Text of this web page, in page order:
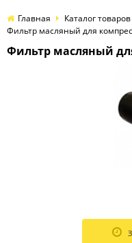
Главная Каталог товаров
Фильтр масляный для
Фильтр масляный